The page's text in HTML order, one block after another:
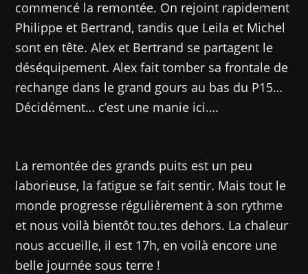
commencé la remontée. On rejoint rapidement
Philippe et Bertrand, tandis que Leila et Michel
sont en tête. Alex et Bertrand se partagent le
déséquipement. Alex fait tomber sa frontale de
rechange dans le grand gours au bas du P15…
Décidément… c’est une manie ici….
La remontée des grands puits est un peu
laborieuse, la fatigue se fait sentir. Mais tout le
monde progresse régulièrement à son rythme
et nous voilà bientôt tou.tes dehors. La chaleur
nous accueille, il est 17h, en voilà encore une
belle journée sous terre !